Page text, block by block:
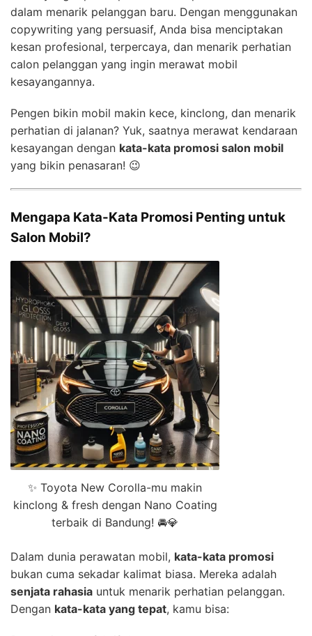
dalam menarik pelanggan baru. Dengan menggunakan
copywriting yang persuasif, Anda bisa menciptakan
kesan profesional, terpercaya, dan menarik perhatian
calon pelanggan yang ingin merawat mobil
kesayangannya.
Pengen bikin mobil makin kece, kinclong, dan menarik
perhatian di jalanan? Yuk, saatnya merawat kendaraan
kesayangan dengan kata-kata promosi salon mobil
yang bikin penasaran! 😉
Mengapa Kata-Kata Promosi Penting untuk
Salon Mobil?
✨ Toyota New Corolla-mu makin
kinclong & fresh dengan Nano Coating
terbaik di Bandung! 🚘💎
Dalam dunia perawatan mobil, kata-kata promosi
bukan cuma sekadar kalimat biasa. Mereka adalah
senjata rahasia untuk menarik perhatian pelanggan.
Dengan kata-kata yang tepat, kamu bisa: